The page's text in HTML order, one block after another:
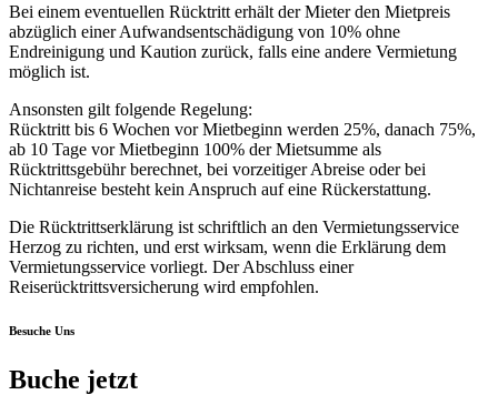
Bei einem eventuellen Rücktritt erhält der Mieter den Mietpreis
abzüglich einer Aufwandsentschädigung von 10% ohne
Endreinigung und Kaution zurück, falls eine andere Vermietung
möglich ist.
Ansonsten gilt folgende Regelung:
Rücktritt bis 6 Wochen vor Mietbeginn werden 25%, danach 75%,
ab 10 Tage vor Mietbeginn 100% der Mietsumme als
Rücktrittsgebühr berechnet, bei vorzeitiger Abreise oder bei
Nichtanreise besteht kein Anspruch auf eine Rückerstattung.
Die Rücktrittserklärung ist schriftlich an den Vermietungsservice
Herzog zu richten, und erst wirksam, wenn die Erklärung dem
Vermietungsservice vorliegt. Der Abschluss einer
Reiserücktrittsversicherung wird empfohlen.
Besuche Uns
Buche jetzt